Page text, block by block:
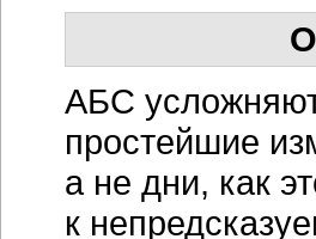
АБС
простейшие
а не дни, как
к